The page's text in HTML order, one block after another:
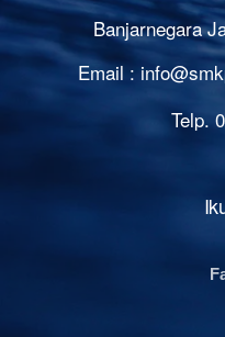
Banjarnegara
Email :
Telp.